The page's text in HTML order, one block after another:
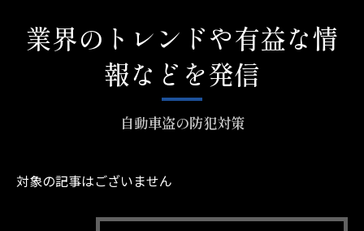
業界のトレンドや有益な情
報などを発信
自動車盗の防犯対策
対象の記事はございません